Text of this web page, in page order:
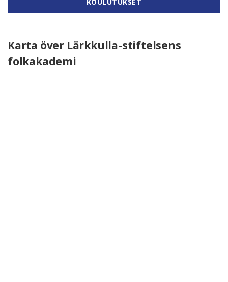
KOULUTUKSET
Karta över Lärkkulla-stiftelsens
folkakademi